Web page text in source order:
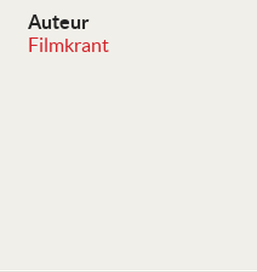
Auteur
Filmkrant